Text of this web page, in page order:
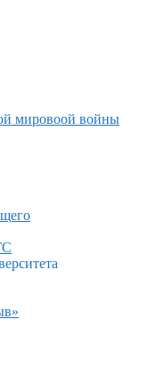
мировоой войны